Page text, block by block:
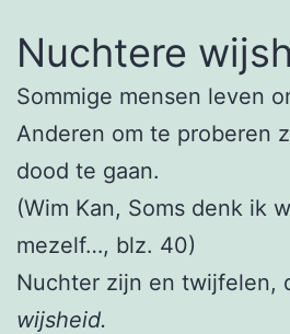
Nuchtere
Sommige mensen leven
Anderen om te proberen
dood te gaan.
(Wim Kan, Soms denk ik
mezelf…, blz. 40)
Nuchter zijn en twijfelen,
wijsheid.